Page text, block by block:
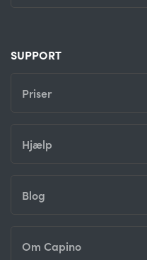
SUPPORT
Priser
Hjælp
Blog
Om Capino